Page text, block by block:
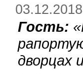
Гость: «
дворцах